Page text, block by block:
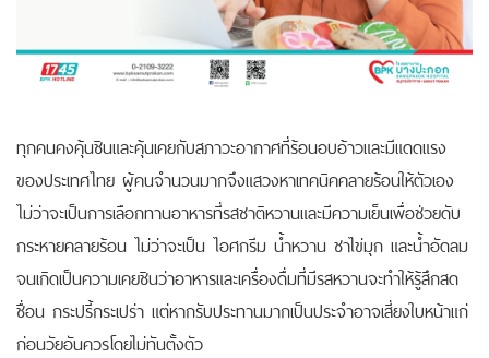
ทุกคนคงคุ้นชินและคุ้นเคยกับสภาวะอากาศที่ร้อนอบอ้าวและมีแดดแรง
ของประเทศไทย ผู้คนจำนวนมากจึงแสวงหาเทคนิคคลายร้อนให้ตัวเอง
ไม่ว่าจะเป็นการเลือกทานอาหารที่รสชาติหวานและมีความเย็นเพื่อช่วยดับ
กระหายคลายร้อน ไม่ว่าจะเป็น ไอศกรีม น้ำหวาน ชาไข่มุก และน้ำอัดลม
จนเกิดเป็นความเคยชินว่าอาหารและเครื่องดื่มที่มีรสหวานจะทำให้รู้สึกสด
ชื่อน กระปรี้กระเปร่า แต่หากรับประทานมากเป็นประจำอาจเสี่ยงใบหน้าแก่
ก่อนวัยอันควรโดยไม่ทันตั้งตัว